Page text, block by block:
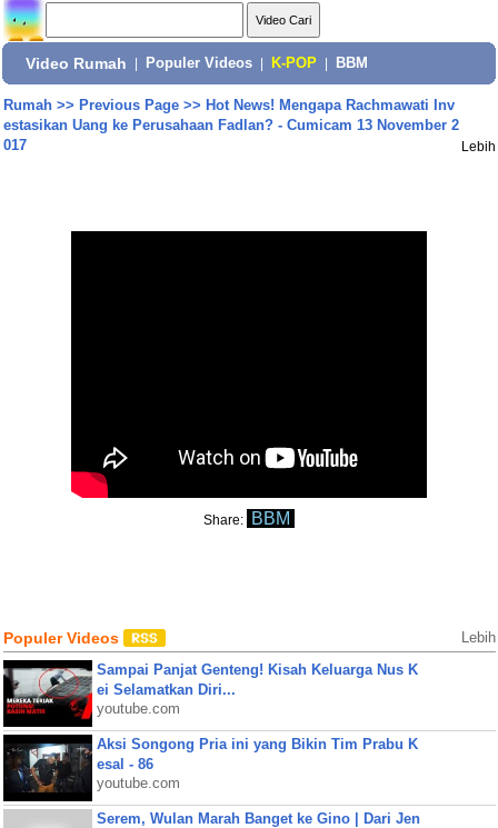
Video Rumah Populer Videos K-POP BBM
Rumah>> Previous Page>> Hot News! Mengapa Rachmawati Inv
estasikan Uang ke Perusahaan Fadlan? - Cumicam 13 November 2
017
Lebih
Share: BBM
Populer Videos Lebih
Sampai Panjat Genteng! Kisah Keluarga Nus K
ei Selamatkan Diri...
youtube.com
Aksi Songong Pria ini yang Bikin Tim Prabu K
esal - 86
youtube.com
Serem, Wulan Marah Banget ke Gino | Dari Jen